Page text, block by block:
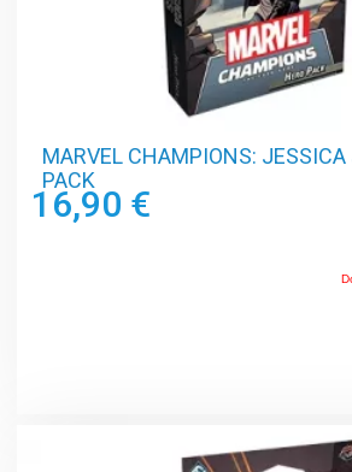
MARVEL CHAMPIONS: JESSICA
PACK
16,90 €